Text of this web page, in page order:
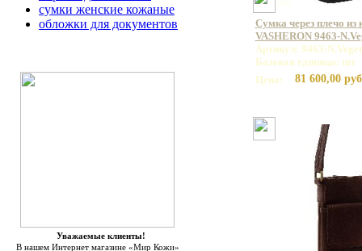
сумки женские кожаные
обложки для документов
Уважаемые клиенты!
В нашем Интернет магазине «Мир Кожи»
Сумка через плечо
VASHERON 9463-
Артикул: 9463-
Базовая единица: шт
Цена:
81 600,00